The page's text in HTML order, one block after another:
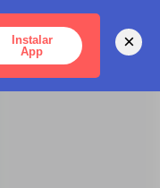
CARTAGENA
Instalar
App
×